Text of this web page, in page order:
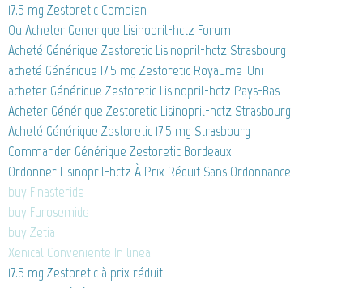
17.5 mg Zestoretic Combien
Ou Acheter Generique Lisinopril-hctz Forum
Acheté Générique Zestoretic Lisinopril-hctz Strasbourg
acheté Générique 17.5 mg Zestoretic Royaume-Uni
acheter Générique Zestoretic Lisinopril-hctz Pays-Bas
Acheter Générique Zestoretic Lisinopril-hctz Strasbourg
Acheté Générique Zestoretic 17.5 mg Strasbourg
Commander Générique Zestoretic Bordeaux
Ordonner Lisinopril-hctz À Prix Réduit Sans Ordonnance
buy Finasteride
buy Furosemide
buy Zetia
Xenical Conveniente In linea
17.5 mg Zestoretic à prix réduit